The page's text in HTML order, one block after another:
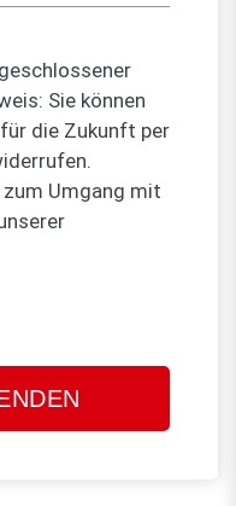
Sie können
die Zukunft per
Umgang mit